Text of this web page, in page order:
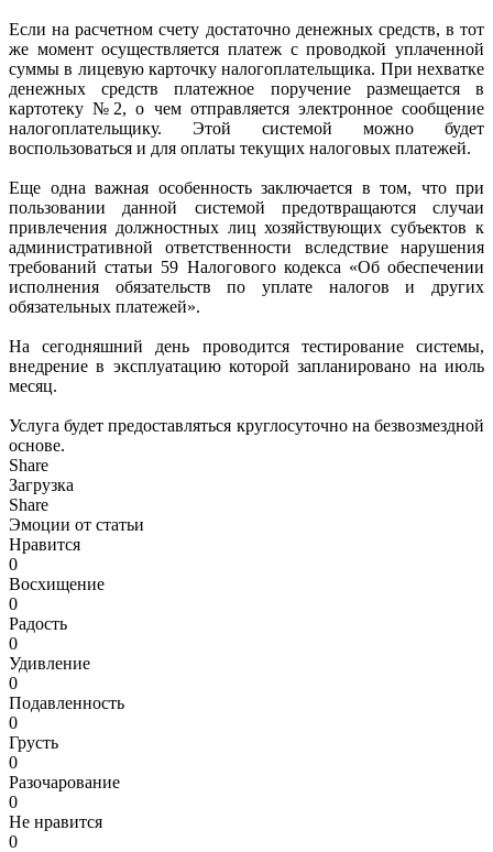
Если на расчетном счету достаточно денежных средств, в тот
же момент осуществляется платеж с проводкой уплаченной
суммы в лицевую карточку налогоплательщика. При нехватке
денежных средств платежное поручение размещается в
картотеку №2, о чем отправляется электронное сообщение
налогоплательщику. Этой системой можно будет
воспользоваться и для оплаты текущих налоговых платежей.
Еще одна важная особенность заключается в том, что при
пользовании данной системой предотвращаются случаи
привлечения должностных лиц хозяйствующих субъектов к
административной ответственности вследствие нарушения
требований статьи 59 Налогового кодекса «Об обеспечении
исполнения обязательств по уплате налогов и других
обязательных платежей».
На сегодняшний день проводится тестирование системы,
внедрение в эксплуатацию которой запланировано на июль
месяц.
Услуга будет предоставляться круглосуточно на безвозмездной
основе.
Share
Загрузка
Share
Эмоции от статьи
Нравится
0
Восхищение
0
Радость
0
Удивление
0
Подавленность
0
Грусть
0
Разочарование
0
Не нравится
0